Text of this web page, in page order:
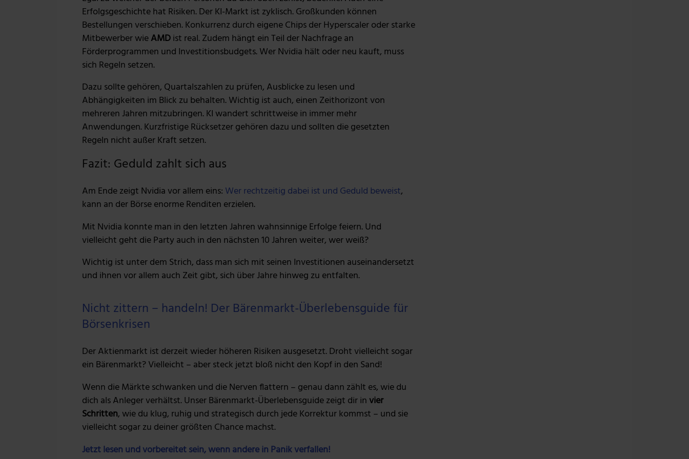
Erfolgsgeschichte hat Risiken. Der KI-Markt ist zyklisch. Großkunden können
Bestellungen verschieben. Konkurrenz durch eigene Chips der Hyperscaler oder starke
Mitbewerber wieAMDist real. Zudem hängt ein Teil der Nachfrage an
Förderprogrammen und Investitionsbudgets. Wer Nvidia hält oder neu kauft, muss
sich Regeln setzen.
Dazu sollte gehören, Quartalszahlen zu prüfen, Ausblicke zu lesen und
Abhängigkeiten im Blick zu behalten. Wichtig ist auch, einen Zeithorizont von
mehreren Jahren mitzubringen. KI wandert schrittweise in immer mehr
Anwendungen. Kurzfristige Rücksetzer gehören dazu und sollten die gesetzten
Regeln nicht außer Kraft setzen.
Fazit: Geduld zahlt sich aus
Am Ende zeigt Nvidia vor allem eins: Wer rechtzeitig dabei ist und Geduld beweist,
kann an der Börse enorme Renditen erzielen.
Mit Nvidia konnte man in den letzten Jahren wahnsinnige Erfolge feiern. Und
vielleicht geht die Party auch in den nächsten 10 Jahren weiter, wer weiß?
Wichtig ist unter dem Strich, dass man sich mit seinen Investitionen auseinandersetzt
und ihnen vor allem auch Zeit gibt, sich über Jahre hinweg zu entfalten.
Nicht zittern – handeln! Der Bärenmarkt-Überlebensguide für
Börsenkrisen
Der Aktienmarkt ist derzeit wieder höheren Risiken ausgesetzt. Droht vielleicht sogar
ein Bärenmarkt? Vielleicht – aber steck jetzt bloß nicht den Kopf in den Sand!
Wenn die Märkte schwanken und die Nerven flattern – genau dann zählt es, wie du
dich als Anleger verhältst. Unser Bärenmarkt-Überlebensguide zeigt dir invier
Schritten, wie du klug, ruhig und strategisch durch jede Korrektur kommst – und sie
vielleicht sogar zu deiner größten Chance machst.
Jetzt lesen und vorbereitet sein, wenn andere in Panik verfallen!